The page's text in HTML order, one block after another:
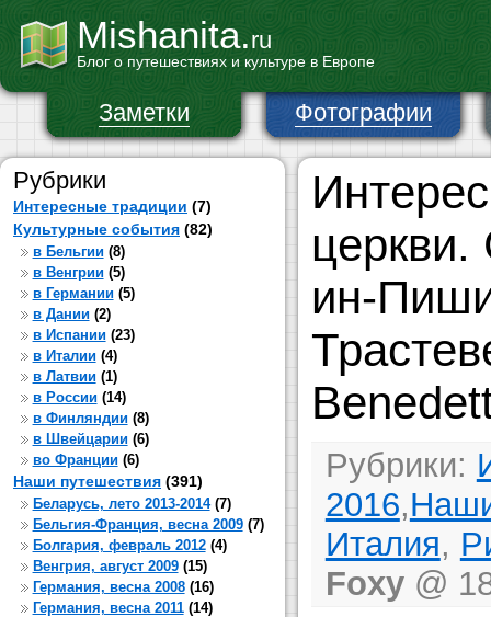
Mishanita.ru
Блог о путешествиях и культуре в Европе
Заметки Фотографии
Рубрики
Интересные традиции (7)
Культурные события (82)
в Бельгии(8)
в Венгрии(5)
в Германии(5)
в Дании(2)
в Испании(23)
в Италии(4)
в Латвии(1)
в России(14)
в Финляндии(8)
в Швейцарии(6)
во Франции(6)
Наши путешествия (391)
Беларусь, лето 2013-2014(7)
Бельгия-Франция, весна 2009(7)
Болгария, февраль 2012(4)
Венгрия, август 2009(15)
Германия, весна 2008(16)
Германия, весна 2011(14)
церкви.
ин-
Рубрики:
2016,
Италия,
Foxy@